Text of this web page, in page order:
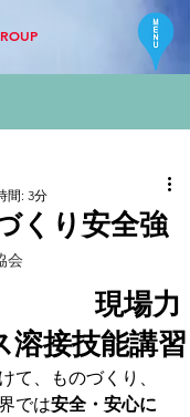
会
くり安全強
場力
溶接技能講習
間: 3分
て、ものづくり、
では安全・安心に